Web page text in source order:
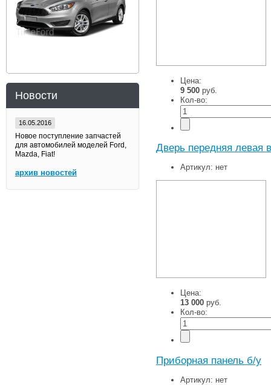
Новости
16.05.2016
Новое поступление запчастей
для автомобилей моделей Ford,
Mazda, Fiat!
архив новостей
Цена:
9 500 руб.
Кол-во:
Дверь передняя левая
Артикул: нет
Цена:
13 000 руб.
Кол-во:
Приборная панель б/у
Артикул: нет